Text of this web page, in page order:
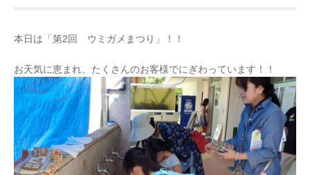
本日は「第2回 ウミガメまつり」！！
お天気に恵まれ、たくさんのお客様でにぎわっています！！